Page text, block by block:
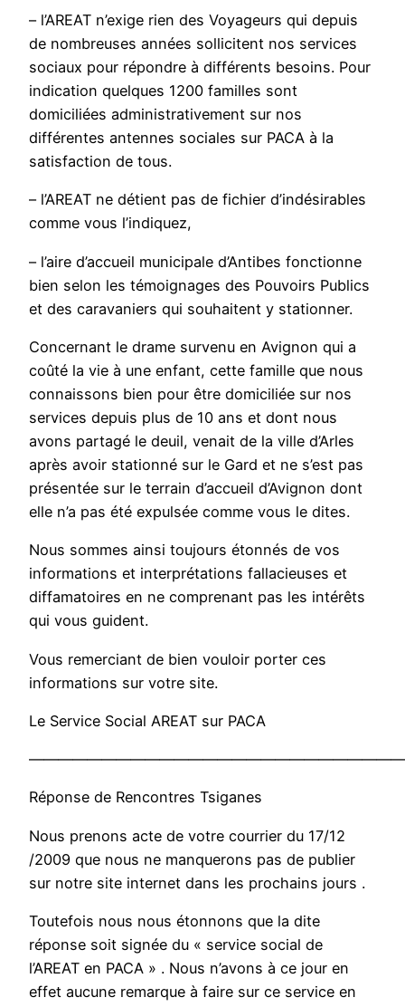
– l’AREAT n’exige rien des Voyageurs qui depuis
de nombreuses années sollicitent nos services
sociaux pour répondre à différents besoins. Pour
indication quelques 1200 familles sont
domiciliées administrativement sur nos
différentes antennes sociales sur PACA à la
satisfaction de tous.
– l’AREAT ne détient pas de fichier d’indésirables
comme vous l’indiquez,
– l’aire d’accueil municipale d’Antibes fonctionne
bien selon les témoignages des Pouvoirs Publics
et des caravaniers qui souhaitent y stationner.
Concernant le drame survenu en Avignon qui a
coûté la vie à une enfant, cette famille que nous
connaissons bien pour être domiciliée sur nos
services depuis plus de 10 ans et dont nous
avons partagé le deuil, venait de la ville d’Arles
après avoir stationné sur le Gard et ne s’est pas
présentée sur le terrain d’accueil d’Avignon dont
elle n’a pas été expulsée comme vous le dites.
Nous sommes ainsi toujours étonnés de vos
informations et interprétations fallacieuses et
diffamatoires en ne comprenant pas les intérêts
qui vous guident.
Vous remerciant de bien vouloir porter ces
informations sur votre site.
Le Service Social AREAT sur PACA
Réponse de Rencontres Tsiganes
Nous prenons acte de votre courrier du 17/12
/2009 que nous ne manquerons pas de publier
sur notre site internet dans les prochains jours .
Toutefois nous nous étonnons que la dite
réponse soit signée du « service social de
l’AREAT en PACA » . Nous n’avons à ce jour en
effet aucune remarque à faire sur ce service en